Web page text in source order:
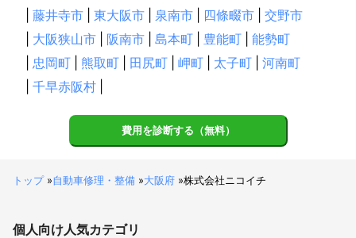
藤井寺市 東大阪市 泉南市 四條畷市
交野市
大阪狭山市 阪南市 島本町 豊能町
能勢町
忠岡町 熊取町 田尻町 岬町 太子町
河南町
千早赤阪村
費用を診断する（無料）
トップ»自動車修理・整備 »大阪府 »株式会社ニコイチ
個人向け人気カテゴリ